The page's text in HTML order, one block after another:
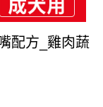
配方_雞肉蔬